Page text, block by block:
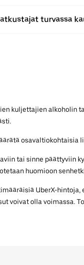
turvassa
kuljettajien alkoholin
osavaltiokohtaisia
tai sinne päättyviin
huomioon
UberX-
voivat olla voimassa.